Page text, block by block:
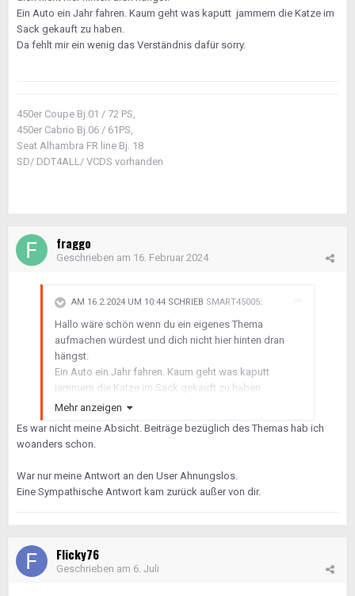
Ein Auto ein Jahr fahren. Kaum geht was kaputt jammern die Katze im
Sack gekauft zu haben.
Da fehlt mir ein wenig das Verständnis dafür sorry.
450er Coupe Bj.01 / 72 PS,
450er Cabrio Bj.06 / 61PS,
Seat Alhambra FR line Bj. 18
SD/ DDT4ALL/ VCDS vorhanden
fraggo
Geschrieben am 16. Februar 2024
AM 16.2.2024 UM 10:44 SCHRIEB SMART45005:
Hallo wäre schön wenn du ein eigenes Thema
aufmachen würdest und dich nicht hier hinten dran
hängst.
Ein Auto ein Jahr fahren. Kaum geht was kaputt
jammern die Katze im Sack gekauft zu haben.
Da fehlt mir ein wenig das Verständnis dafür sorry.
Mehr anzeigen
Es war nicht meine Absicht. Beiträge bezüglich des Themas hab ich
woanders schon.
War nur meine Antwort an den User Ahnungslos.
Eine Sympathische Antwort kam zurück außer von dir.
Flicky76
Geschrieben am 6. Juli